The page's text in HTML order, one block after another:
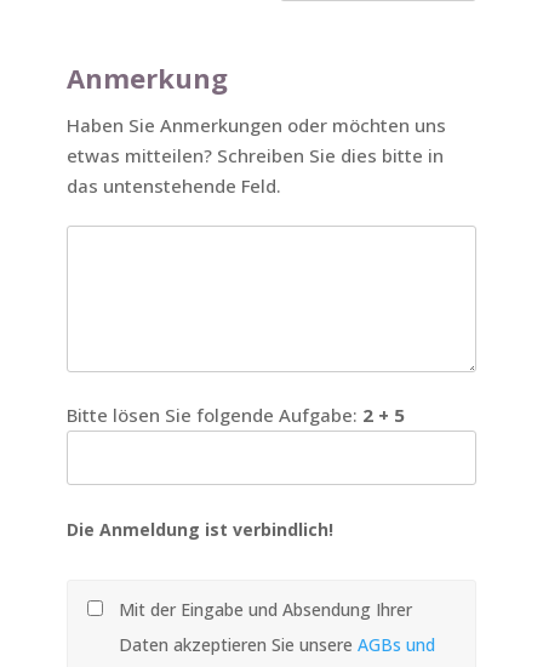
Anmerkung
Haben Sie Anmerkungen oder möchten uns
etwas mitteilen? Schreiben Sie dies bitte in
das untenstehende Feld.
Bitte lösen Sie folgende Aufgabe: 2 + 5
Die Anmeldung ist verbindlich!
Mit der Eingabe und Absendung Ihrer
Daten akzeptieren Sie unsere AGBs und